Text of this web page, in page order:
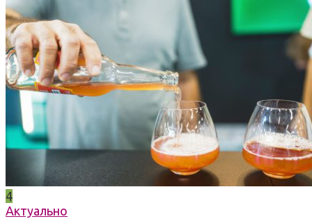
4
Актуально